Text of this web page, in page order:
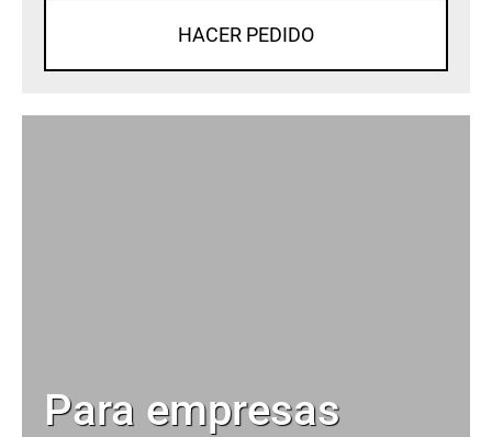
HACER PEDIDO
Para empresas